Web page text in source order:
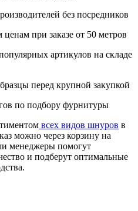
без посредников
при заказе от 50 метров
артикулов на складе
перед крупной закупкой
по подбору фурнитуры
всех видов шнуров в
можно через корзину на
менеджеры помогут
и подберут оптимальные